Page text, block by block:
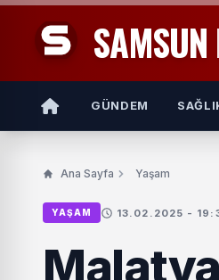
SAMSUN
GÜNDEM
Ana Sayfa Yaşam
YAŞAM 13.02.2025 -